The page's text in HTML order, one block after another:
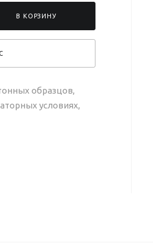
В КОРЗИНУ
образцов,
условиях,